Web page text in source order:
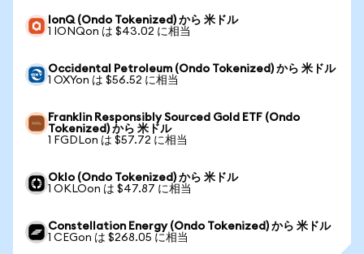
IonQ (Ondo Tokenized) から 米ドル
1 IONQon は $43.02 に相当
Occidental Petroleum (Ondo Tokenized) から 米ドル
1 OXYon は $56.52 に相当
Franklin Responsibly Sourced Gold ETF (Ondo
Tokenized) から 米ドル
1 FGDLon は $57.72 に相当
Oklo (Ondo Tokenized) から 米ドル
1 OKLOon は $47.87 に相当
Constellation Energy (Ondo Tokenized) から 米ドル
1 CEGon は $268.05 に相当